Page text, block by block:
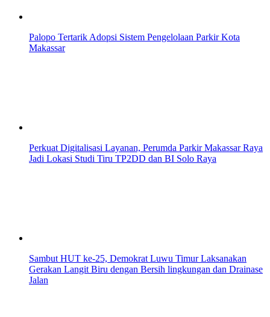
Palopo Tertarik Adopsi Sistem Pengelolaan Parkir Kota
Makassar
Perkuat Digitalisasi Layanan, Perumda Parkir Makassar Raya
Jadi Lokasi Studi Tiru TP2DD dan BI Solo Raya
Sambut HUT ke-25, Demokrat Luwu Timur Laksanakan
Gerakan Langit Biru dengan Bersih lingkungan dan Drainase
Jalan